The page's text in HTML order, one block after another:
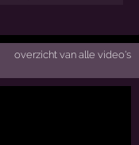
overzicht van alle video's